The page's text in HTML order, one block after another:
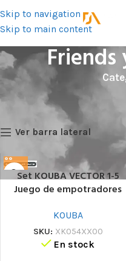
Skip to navigation
Skip to main content
MENÚ
Friends
Productos
Mostrando 1–12 de 20
Ver barra lateral
Set KOUBA VECTOR 1-5
Juego de empotradores
KOUBA
SKU: XK054XX00
En stock